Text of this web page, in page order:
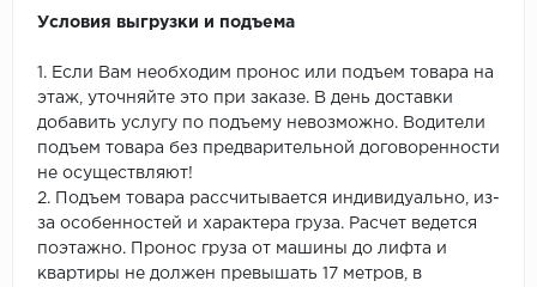
Условия выгрузки и подъема
1. Если Вам необходим пронос или подъем товара на
этаж, уточняйте это при заказе. В день доставки
добавить услугу по подъему невозможно. Водители
подъем товара без предварительной договоренности
не осуществляют!
2. Подъем товара рассчитывается индивидуально, из-
за особенностей и характера груза. Расчет ведется
поэтажно. Пронос груза от машины до лифта и
квартиры не должен превышать 17 метров, в